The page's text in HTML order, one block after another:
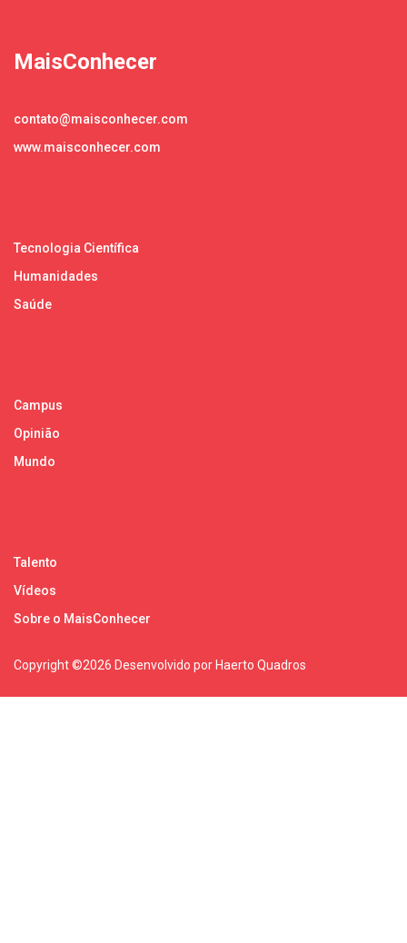
MaisConhecer
contato@maisconhecer.com
www.maisconhecer.com
Tecnologia Científica
Humanidades
Saúde
Campus
Opinião
Mundo
Talento
Vídeos
Sobre o MaisConhecer
Copyright ©2026 Desenvolvido por Haerto Quadros